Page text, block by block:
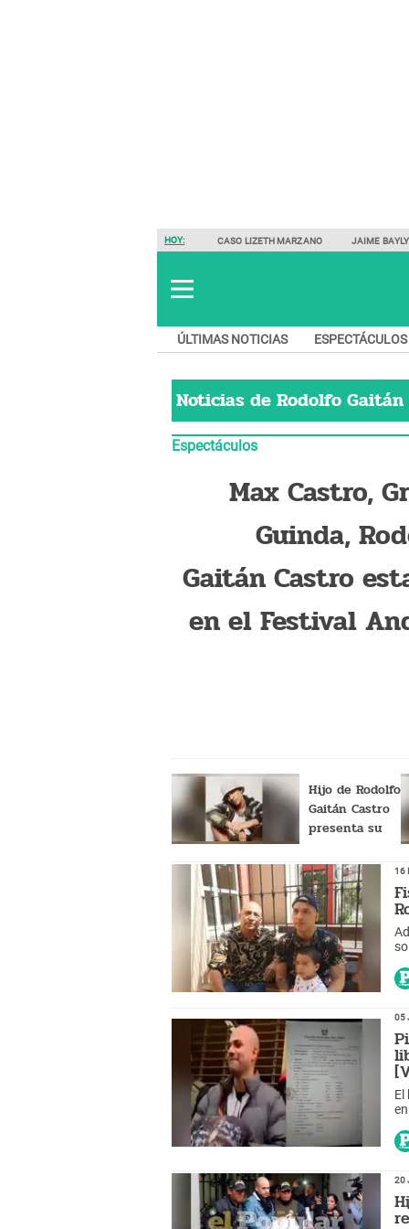
HOY: CASO LIZETH MARZANO JAIME BAYLY
ÚLTIMAS NOTICIAS ESPECTÁCULOS
Noticias deRodolfo
Espectáculos
Max Castro,
Guinda,
Gaitán Castro
en el Festival
Hijo de Rodolfo
Gaitán Castro
presenta su
16
05
El
20